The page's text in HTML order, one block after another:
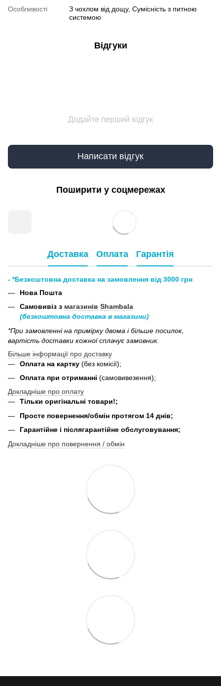
Особливості
З чохлом від дощу, Сумісність з питною
системою
Відгуки
Додайте перший відгук
Написати відгук
Поширити у соцмережах
Доставка Оплата Гарантія
- *Безкоштовна доставка на замовлення від 3000 грн
Нова Пошта
Самовивіз з магазинів Shambala
(безкоштовна доставка в магазини)
*При замовленні на примірку двома і більше посилок,
вартість доставки кожної сплачує замовник.
Більше інформації про доставку
Оплата на картку (без комісії);
Оплата при отриманні (самовивезення);
Докладніше про оплату
Тільки оригінальні товари!;
Просте повернення/обмін протягом 14 днів;
Гарантійне і післягарантійне обслуговування;
Докладніше про повернення / обмін